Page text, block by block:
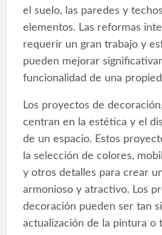
el suelo, las paredes y
elementos. Las reformas
requerir un gran trabajo y
pueden mejorar
funcionalidad de una
Los proyectos de
centran en la estética y el
de un espacio. Estos
la selección de colores,
y otros detalles para crear
armonioso y atractivo. Los
decoración pueden ser tan
actualización de la pintura o